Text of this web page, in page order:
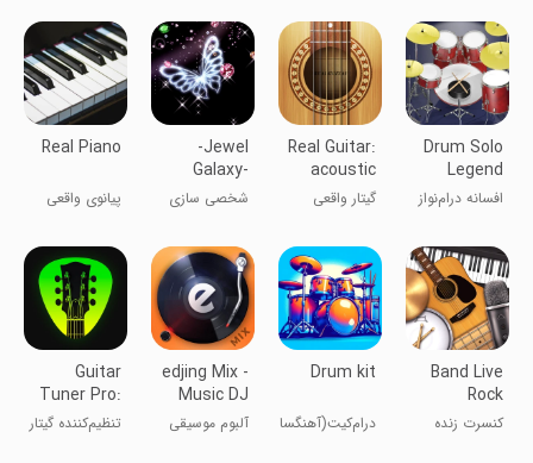
Drum Solo
Legend
افسانه درام‌نواز
Real Guitar:
acoustic
electric
گیتار واقعی
-Jewel
Galaxy-
Theme
شخصی سازی
Real Piano
پیانوی واقعی
Band Live
Rock
کنسرت زنده
Drum kit
درام‌کیت(آهنگسازی)
edjing Mix -
Music DJ
app
آلبوم موسیقی
Guitar
Tuner Pro:
Music
Tuning
تنظیم‌کننده گیتار